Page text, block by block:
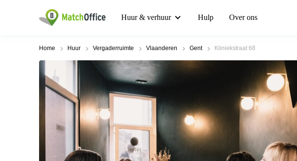
Huur & verhuur Hulp Over ons
Home Huur Vergaderruimte Vlaanderen Gent Kliniekstraat 68